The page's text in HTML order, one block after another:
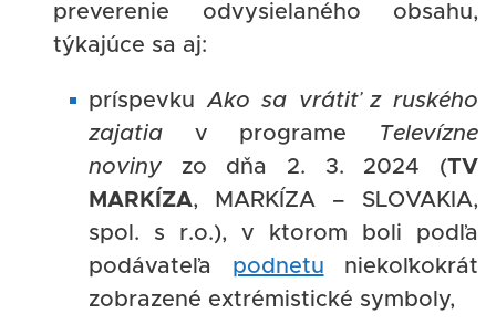
preverenie odvysielaného obsahu,
týkajúce sa aj:
príspevkuAko sa vrátiť z ruského
zajatia v programe Televízne
noviny zo dňa 2. 3. 2024 (TV
MARKÍZA, MARKÍZA – SLOVAKIA,
spol. s r.o.), v ktorom boli podľa
podávateľa podnetu niekoľkokrát
zobrazené extrémistické symboly,